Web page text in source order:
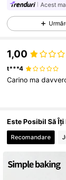
Acest
1,00
t***4
Carino ma
Este Posibil Să Îți
Recomandare